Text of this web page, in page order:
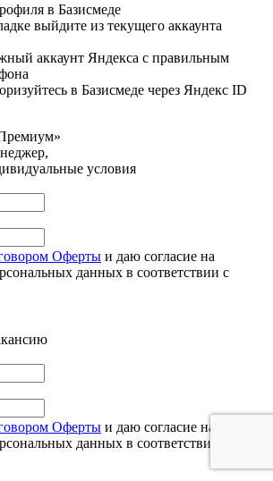
в Базисмеде
выйдите из текущего аккаунта
аккаунт Яндекса с правильным
в Базисмеде через Яндекс ID
условия
Оферты и даю согласие на
данных в соответствии с
Оферты и даю согласие на
данных в соответствии с